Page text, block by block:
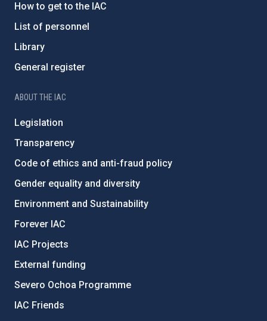
How to get to the IAC
List of personnel
Library
General register
ABOUT THE IAC
Legislation
Transparency
Code of ethics and anti-fraud policy
Gender equality and diversity
Environment and Sustainability
Forever IAC
IAC Projects
External funding
Severo Ochoa Programme
IAC Friends